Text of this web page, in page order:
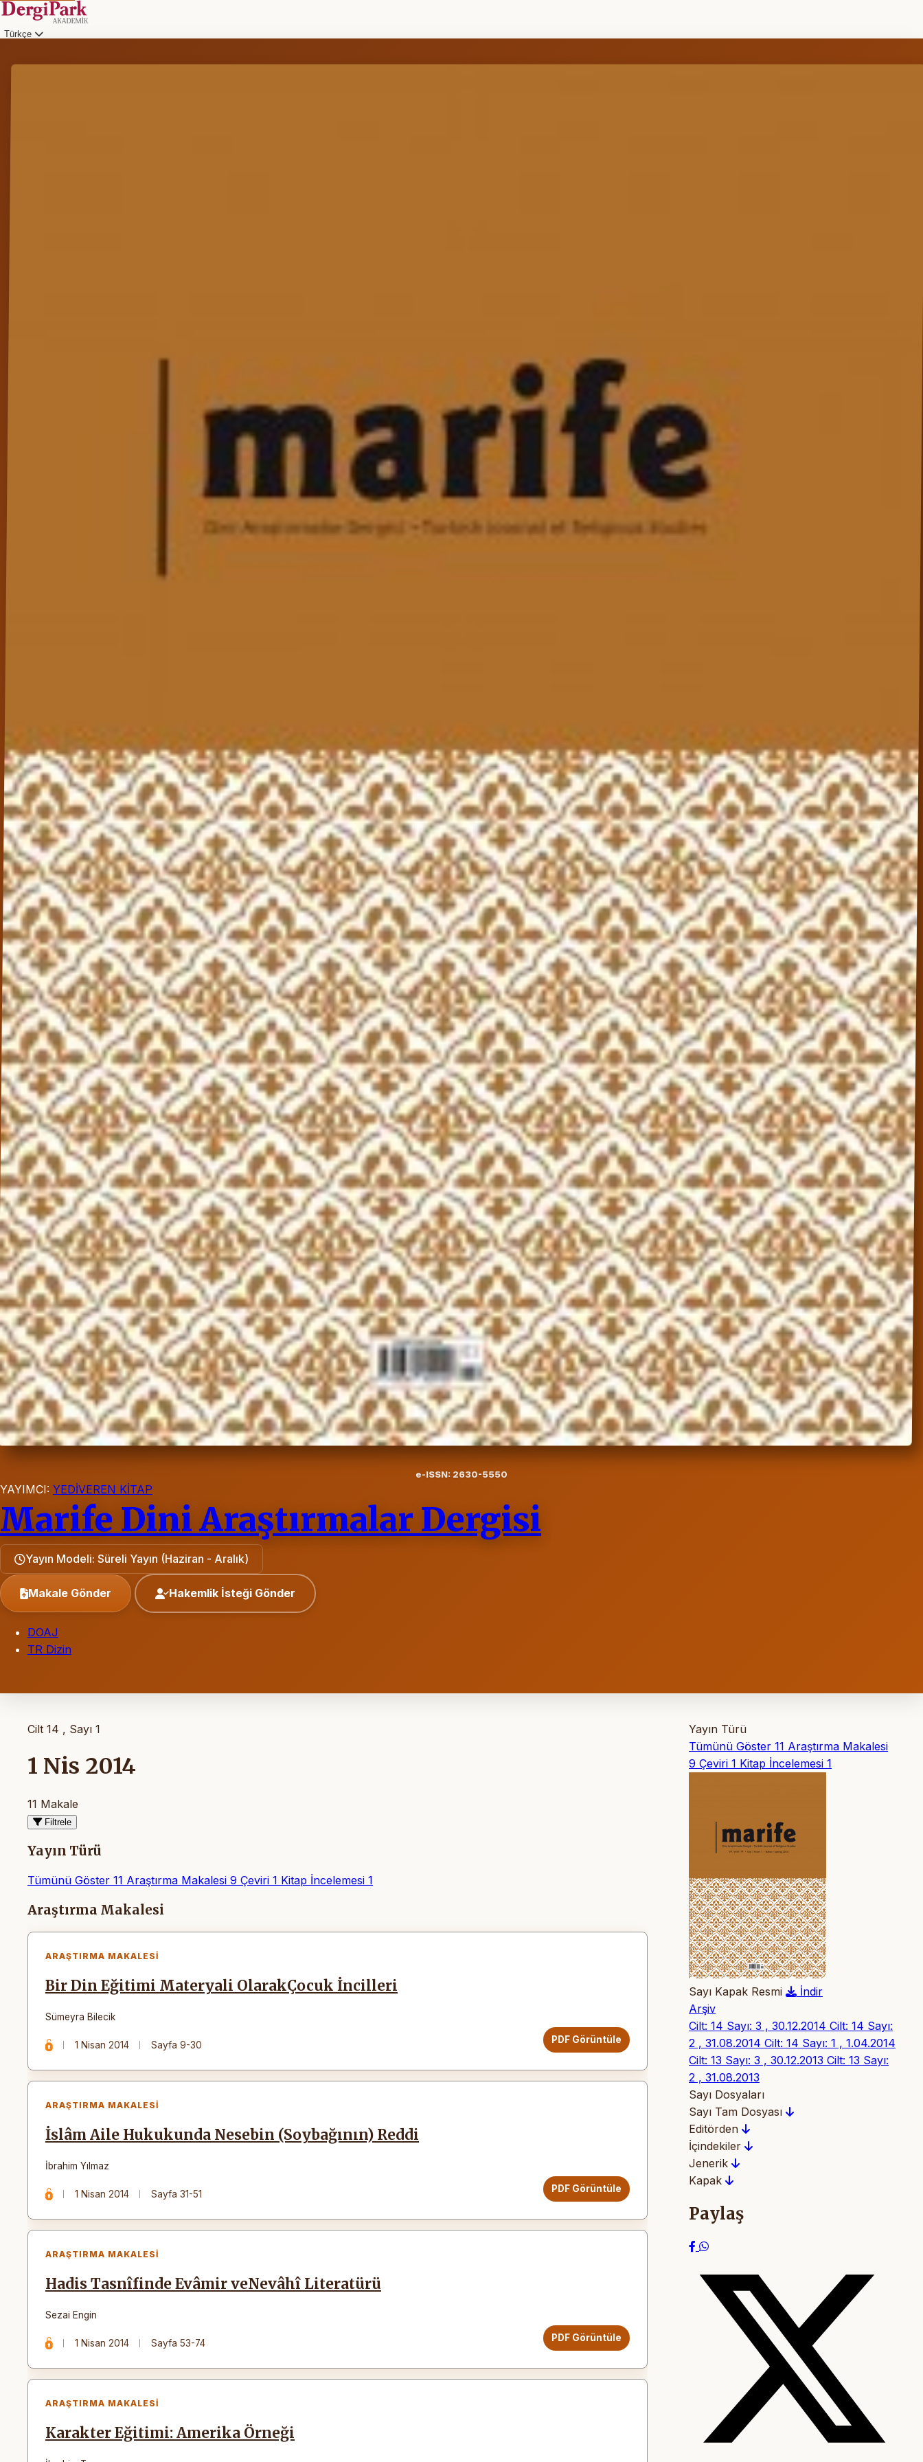
Türkçe
e-ISSN: 2630-5550
YAYIMCI: YEDİVEREN KİTAP
Marife Dini Araştırmalar Dergisi
Yayın Modeli: Süreli Yayın (Haziran - Aralık)
Makale Gönder Hakemlik İsteği Gönder
DOAJ
TR Dizin
Cilt 14 , Sayı 1
1 Nis 2014
11 Makale
Filtrele
Yayın Türü
Tümünü Göster 11 Araştırma Makalesi 9 Çeviri 1 Kitap İncelemesi 1
Makaleler
Araştırma Makalesi
ARAŞTIRMA MAKALESI
Bir Din Eğitimi Materyali OlarakÇocuk İncilleri
Sümeyra Bilecik
1 Nisan 2014 Sayfa 9-30 PDF Görüntüle
ARAŞTIRMA MAKALESI
İslâm Aile Hukukunda Nesebin (Soybağının) Reddi
İbrahim Yılmaz
1 Nisan 2014 Sayfa 31-51 PDF Görüntüle
ARAŞTIRMA MAKALESI
Hadis Tasnîfinde Evâmir veNevâhî Literatürü
Sezai Engin
1 Nisan 2014 Sayfa 53-74 PDF Görüntüle
ARAŞTIRMA MAKALESI
Karakter Eğitimi: Amerika Örneği
Yayın Türü
Tümünü Göster 11 Araştırma Makalesi
9 Çeviri 1 Kitap İncelemesi 1
Sayı Kapak Resmi
İndir
Arşiv
Cilt: 14 Sayı: 3 , 30.12.2014 Cilt: 14 Sayı:
2 , 31.08.2014 Cilt: 14 Sayı: 1 , 1.04.2014
Cilt: 13 Sayı: 3 , 30.12.2013 Cilt: 13 Sayı:
2 , 31.08.2013
Sayı Dosyaları
Sayı Tam Dosyası
Editörden
İçindekiler
Jenerik
Kapak
Paylaş